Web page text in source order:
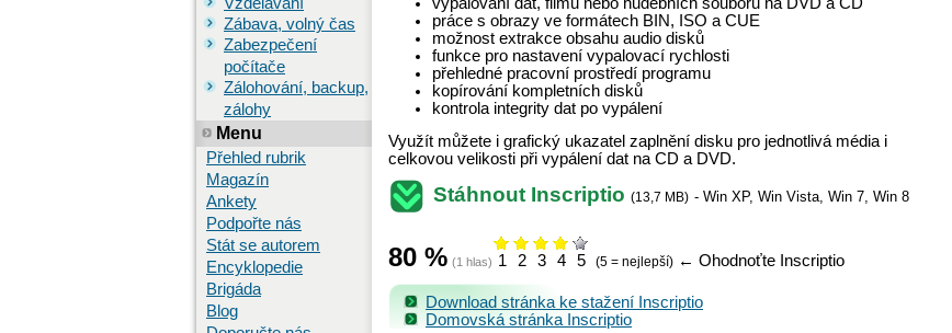
práce s obrazy ve formátech BIN, ISO a CUE
možnost extrakce obsahu audio disků
funkce pro nastavení vypalovací rychlosti
přehledné pracovní prostředí programu
kopírování kompletních disků
kontrola integrity dat po vypálení
Využít můžete i grafický ukazatel zaplnění disku pro jednotlivá média i
celkovou velikosti při vypálení dat na CD a DVD.
Stáhnout Inscriptio (13,7 MB) - Win XP, Win Vista, Win 7, Win 8
80 % (1 hlas) 1 2 3 4 5 (5 = nejlepší) ← Ohodnoťte Inscriptio
Download stránka ke stažení Inscriptio
Domovská stránka Inscriptio
Zábava, volný čas
Zabezpečení
počítače
Zálohování, backup,
zálohy
Menu
Přehled rubrik
Magazín
Ankety
Podpořte nás
Stát se autorem
Encyklopedie
Brigáda
Blog